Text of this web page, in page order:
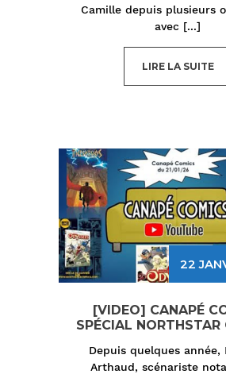
Camille depuis plusieurs
avec [...]
LIRE LA SUITE
22
[VIDEO] CANAPÉ
SPÉCIAL NORTHSTAR
Depuis quelques année,
Arthaud, scénariste